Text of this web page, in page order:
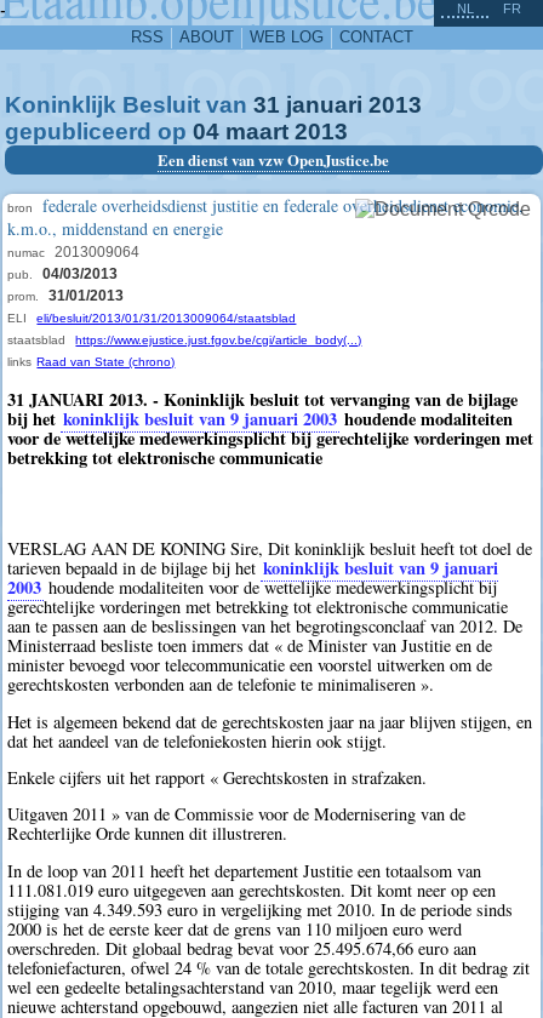
-
RSS ABOUT WEB LOG CONTACT
NL FR
Koninklijk Besluit van 31 januari 2013
gepubliceerd op 04 maart 2013
Een dienst van vzw OpenJustice.be
bron
federale overheidsdienst justitie en federale overheidsdienst economie,
k.m.o., middenstand en energie
numac 2013009064
pub. 04/03/2013
prom. 31/01/2013
ELI
eli/besluit/2013/01/31/2013009064/staatsblad
staatsblad
https://www.ejustice.just.fgov.be/cgi/article_body(...)
links Raad van State (chrono)
31 JANUARI 2013. - Koninklijk besluit tot vervanging van de bijlage
bij het koninklijk besluit van 9 januari 2003 houdende modaliteiten
voor de wettelijke medewerkingsplicht bij gerechtelijke vorderingen met
betrekking tot elektronische communicatie
VERSLAG AAN DE KONING Sire, Dit koninklijk besluit heeft tot doel de
tarieven bepaald in de bijlage bij het koninklijk besluit van 9 januari
2003 houdende modaliteiten voor de wettelijke medewerkingsplicht bij
gerechtelijke vorderingen met betrekking tot elektronische communicatie
aan te passen aan de beslissingen van het begrotingsconclaaf van 2012. De
Ministerraad besliste toen immers dat « de Minister van Justitie en de
minister bevoegd voor telecommunicatie een voorstel uitwerken om de
gerechtskosten verbonden aan de telefonie te minimaliseren ».
Het is algemeen bekend dat de gerechtskosten jaar na jaar blijven stijgen, en
dat het aandeel van de telefoniekosten hierin ook stijgt.
Enkele cijfers uit het rapport « Gerechtskosten in strafzaken.
Uitgaven 2011 » van de Commissie voor de Modernisering van de
Rechterlijke Orde kunnen dit illustreren.
In de loop van 2011 heeft het departement Justitie een totaalsom van
111.081.019 euro uitgegeven aan gerechtskosten. Dit komt neer op een
stijging van 4.349.593 euro in vergelijking met 2010. In de periode sinds
2000 is het de eerste keer dat de grens van 110 miljoen euro werd
overschreden. Dit globaal bedrag bevat voor 25.495.674,66 euro aan
telefoniefacturen, ofwel 24 % van de totale gerechtskosten. In dit bedrag zit
wel een gedeelte betalingsachterstand van 2010, maar tegelijk werd een
nieuwe achterstand opgebouwd, aangezien niet alle facturen van 2011 al
^